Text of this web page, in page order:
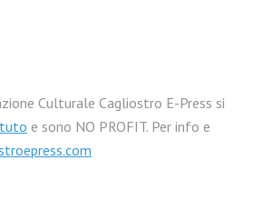
Culturale Cagliostro E-Press si
e sono NO PROFIT. Per info e